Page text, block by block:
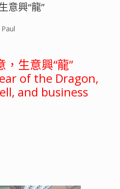
意興“龍”
生意興“龍”
of the Dragon,
and business